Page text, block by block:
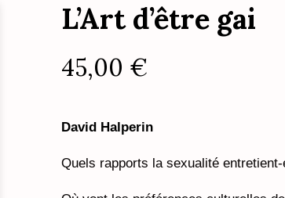
L’Art d’être gai
45,00 €
David Halperin
Quels rapports la sexualité